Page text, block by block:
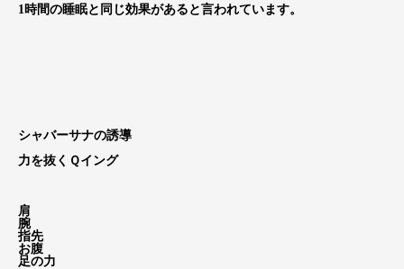
1時間の睡眠と同じ効果があると言われています。
シャバーサナの誘導
力を抜くＱイング
肩
腕
指先
お腹
足の力